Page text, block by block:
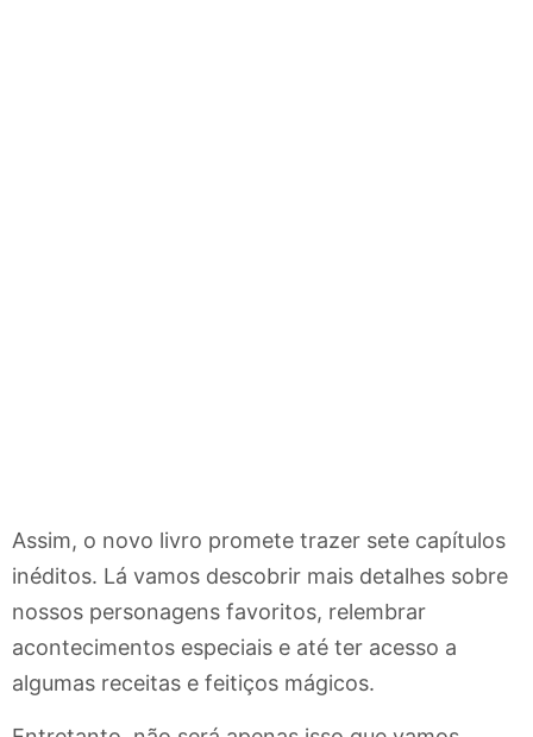
Assim, o novo livro promete trazer sete capítulos
inéditos. Lá vamos descobrir mais detalhes sobre
nossos personagens favoritos, relembrar
acontecimentos especiais e até ter acesso a
algumas receitas e feitiços mágicos.